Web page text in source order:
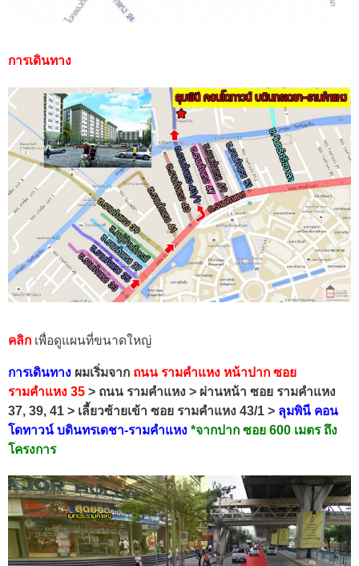
การเดินทาง
คลิก เพื่อดูแผนที่ขนาดใหญ่
การเดินทาง ผมเริ่มจาก ถนน รามคำแหง หน้าปาก ซอย
รามคำแหง 35 > ถนน รามคำแหง > ผ่านหน้า ซอย รามคำแหง
37, 39, 41 > เลี้ยวซ้ายเข้า ซอย รามคำแหง 43/1 > ลุมพินี คอน
โดทาวน์ บดินทรเดชา-รามคำแหง *จากปาก ซอย 600 เมตร ถึง
โครงการ